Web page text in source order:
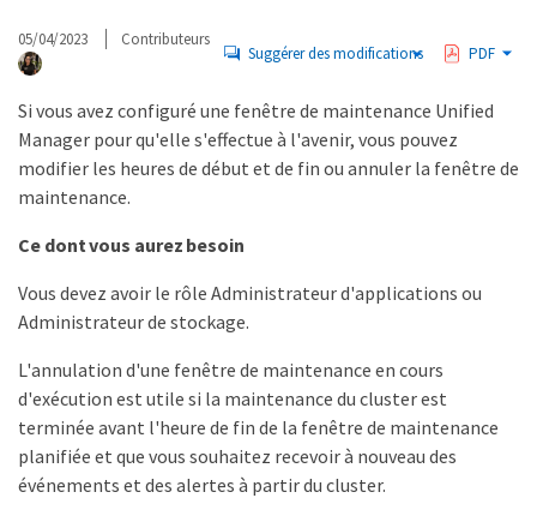
05/04/2023 Contributeurs
Suggérer des modifications PDF
Si vous avez configuré une fenêtre de maintenance Unified
Manager pour qu'elle s'effectue à l'avenir, vous pouvez
modifier les heures de début et de fin ou annuler la fenêtre de
maintenance.
Ce dont vous aurez besoin
Vous devez avoir le rôle Administrateur d'applications ou
Administrateur de stockage.
L'annulation d'une fenêtre de maintenance en cours
d'exécution est utile si la maintenance du cluster est
terminée avant l'heure de fin de la fenêtre de maintenance
planifiée et que vous souhaitez recevoir à nouveau des
événements et des alertes à partir du cluster.